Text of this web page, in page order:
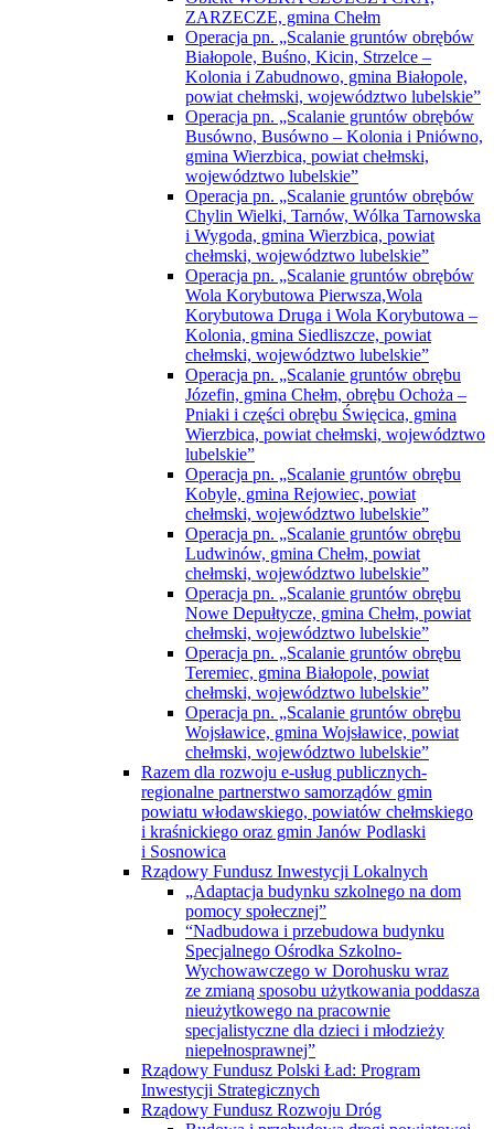
ZARZECZE, gmina Chełm
Operacja pn. „Scalanie gruntów obrębów
Białopole, Buśno, Kicin, Strzelce –
Kolonia i Zabudnowo, gmina Białopole,
powiat chełmski, województwo lubelskie”
Operacja pn. „Scalanie gruntów obrębów
Busówno, Busówno – Kolonia i Pniówno,
gmina Wierzbica, powiat chełmski,
województwo lubelskie”
Operacja pn. „Scalanie gruntów obrębów
Chylin Wielki, Tarnów, Wólka Tarnowska
i Wygoda, gmina Wierzbica, powiat
chełmski, województwo lubelskie”
Operacja pn. „Scalanie gruntów obrębów
Wola Korybutowa Pierwsza,Wola
Korybutowa Druga i Wola Korybutowa –
Kolonia, gmina Siedliszcze, powiat
chełmski, województwo lubelskie”
Operacja pn. „Scalanie gruntów obrębu
Józefin, gmina Chełm, obrębu Ochoża –
Pniaki i części obrębu Święcica, gmina
Wierzbica, powiat chełmski, województwo
lubelskie”
Operacja pn. „Scalanie gruntów obrębu
Kobyle, gmina Rejowiec, powiat
chełmski, województwo lubelskie”
Operacja pn. „Scalanie gruntów obrębu
Ludwinów, gmina Chełm, powiat
chełmski, województwo lubelskie”
Operacja pn. „Scalanie gruntów obrębu
Nowe Depułtycze, gmina Chełm, powiat
chełmski, województwo lubelskie”
Operacja pn. „Scalanie gruntów obrębu
Teremiec, gmina Białopole, powiat
chełmski, województwo lubelskie”
Operacja pn. „Scalanie gruntów obrębu
Wojsławice, gmina Wojsławice, powiat
chełmski, województwo lubelskie”
Razem dla rozwoju e-usług publicznych-
regionalne partnerstwo samorządów gmin
powiatu włodawskiego, powiatów chełmskiego
i kraśnickiego oraz gmin Janów Podlaski
i Sosnowica
Rządowy Fundusz Inwestycji Lokalnych
„Adaptacja budynku szkolnego na dom
pomocy społecznej”
“Nadbudowa i przebudowa budynku
Specjalnego Ośrodka Szkolno-
Wychowawczego w Dorohusku wraz
ze zmianą sposobu użytkowania poddasza
nieużytkowego na pracownie
specjalistyczne dla dzieci i młodzieży
niepełnosprawnej”
Rządowy Fundusz Polski Ład: Program
Inwestycji Strategicznych
Rządowy Fundusz Rozwoju Dróg